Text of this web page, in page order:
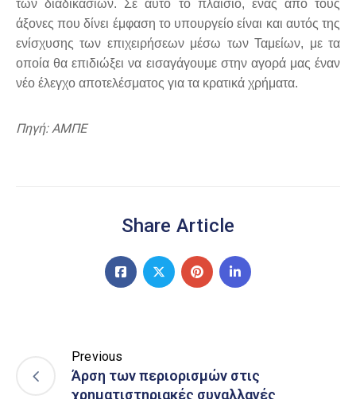
των διαδικασιών. Σε αυτό το πλαίσιο, ένας από τους
άξονες που δίνει έμφαση το υπουργείο είναι και αυτός της
ενίσχυσης των επιχειρήσεων μέσω των Ταμείων, με τα
οποία θα επιδιώξει να εισαγάγουμε στην αγορά μας έναν
νέο έλεγχο αποτελέσματος για τα κρατικά χρήματα.
Πηγή: ΑΜΠΕ
Share Article
Previous
Άρση των περιορισμών στις
χρηματιστηριακές συναλλαγές